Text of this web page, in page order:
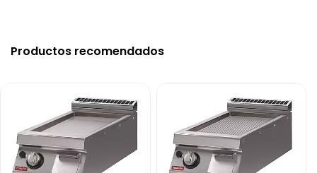
Productos recomendados